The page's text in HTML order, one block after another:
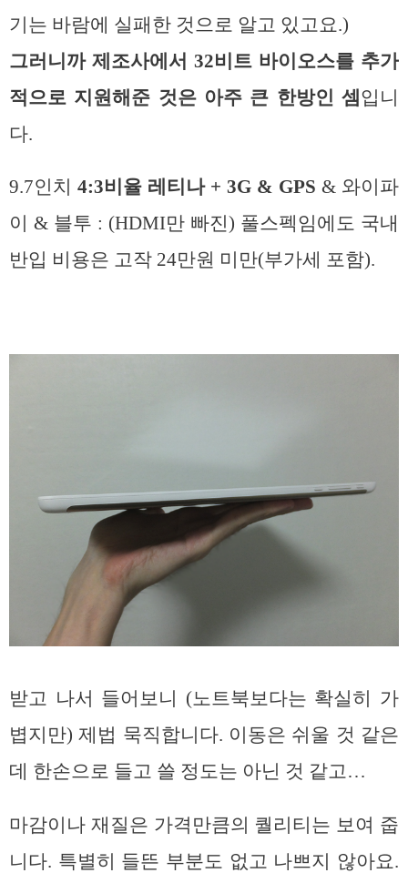
기는 바람에 실패한 것으로 알고 있고요.)
그러니까 제조사에서 32비트 바이오스를 추가
적으로 지원해준 것은 아주 큰 한방인 셈 입니
다.
9.7인치 4:3비율 레티나 + 3G & GPS & 와이파
이 & 블투 : (HDMI만 빠진) 풀스펙임에도 국내
반입 비용은 고작 24만원 미만(부가세 포함).
받고 나서 들어보니 (노트북보다는 확실히 가
볍지만) 제법 묵직합니다. 이동은 쉬울 것 같은
데 한손으로 들고 쓸 정도는 아닌 것 같고…
마감이나 재질은 가격만큼의 퀄리티는 보여 줍
니다. 특별히 들뜬 부분도 없고 나쁘지 않아요.